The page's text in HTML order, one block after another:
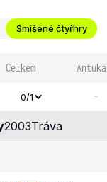
Smíšené čtyřhry
Celkem Antuka
0/1 -
2003Tráva